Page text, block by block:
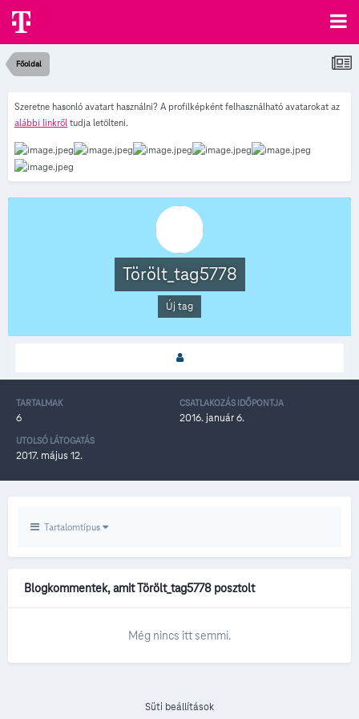
Főoldal
Szeretne hasonló avatart használni? A profilképként felhasználható avatarokat az
alábbi linkről tudja letölteni.
Törölt_tag5778
Új tag
TARTALMAK
6
CSATLAKOZÁS IDŐPONTJA
2016. január 6.
UTOLSÓ LÁTOGATÁS
2017. május 12.
Tartalomtípus
Blogkommentek, amit Törölt_tag5778 posztolt
Még nincs itt semmi.
Süti beállítások